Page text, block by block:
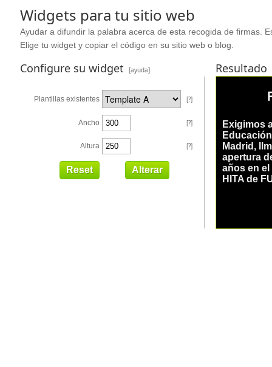
Widgets para tu sitio web
Ayudar a difundir la palabra acerca de esta recogida de firmas.
Elige tu widget y copiar el código en su sitio web o blog.
Configure su widget [ayuda] Resultado
Plantillas existentes [?]
Ancho [?]
Altura [?]